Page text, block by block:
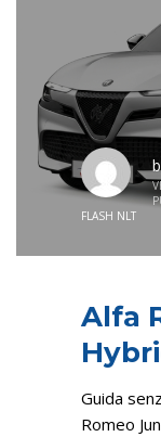
FLASH NLT
Alfa
Guida
Romeo